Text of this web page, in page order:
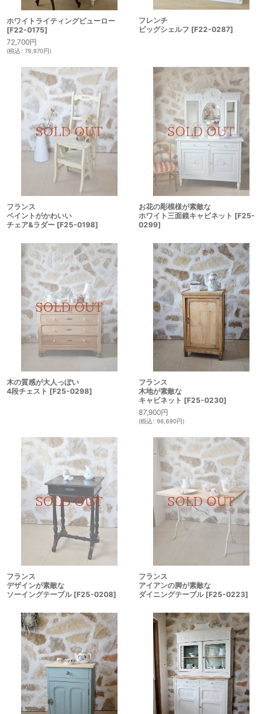
ホワイトライティングビューロー
[F22-0175]
72,700円
(税込: 79,970円)
フレンチ
ビッグシェルフ [F22-0287]
フランス
ペイントがかわいい
チェア&ラダー [F25-0198]
お花の彫模様が素敵な
ホワイト三面鏡キャビネット [F25-
0299]
木の質感が大人っぽい
4段チェスト [F25-0298]
フランス
木地が素敵な
キャビネット [F25-0230]
87,900円
(税込: 96,690円)
フランス
デザインが素敵な
ソーイングテーブル [F25-0208]
フランス
アイアンの脚が素敵な
ダイニングテーブル [F25-0223]